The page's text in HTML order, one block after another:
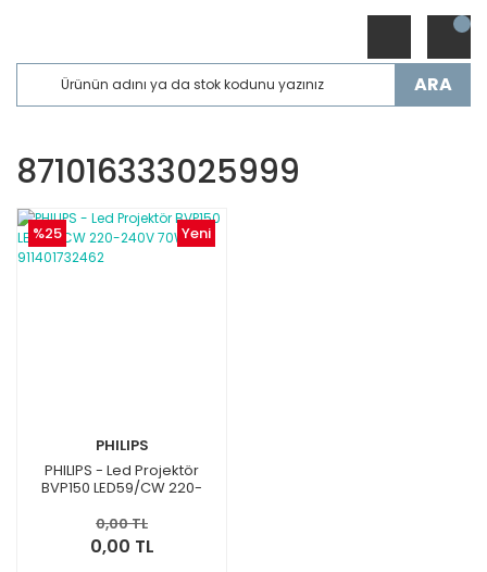
ARA
871016333025999
Yeni
%25
PHILIPS
PHILIPS - Led Projektör
BVP150 LED59/CW 220-
0,00 TL
0,00 TL